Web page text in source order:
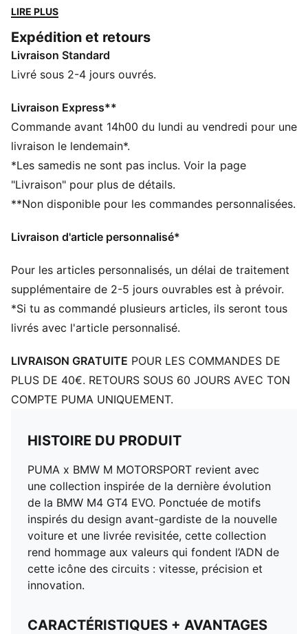
design avant-gardiste de la nouvelle voiture et une
valeurs qui fondent l’ADN de cette icône des circuits :
vitesse, précision et innovation.
CARACTÉRISTIQUES + AVANTAGES
recyclés
DÉTAILS
Coupe : Régulière
Col : Col standard
Manches courtes
Col avec patte de boutonnage
Imprimé intégral
LIRE PLUS
Expédition et retours
Livraison Standard
Livré sous 2-4 jours ouvrés.
Livraison Express**
Commande avant 14h00 du lundi au vendredi pour une
livraison le lendemain*.
*Les samedis ne sont pas inclus. Voir la page
"Livraison" pour plus de détails.
**Non disponible pour les commandes personnalisées.
Livraison d'article personnalisé*
Pour les articles personnalisés, un délai de traitement
supplémentaire de 2-5 jours ouvrables est à prévoir.
*Si tu as commandé plusieurs articles, ils seront tous
livrés avec l'article personnalisé.
LIVRAISON GRATUITE POUR LES COMMANDES DE
PLUS DE 40€. RETOURS SOUS 60 JOURS AVEC TON
COMPTE PUMA UNIQUEMENT.
HISTOIRE DU PRODUIT
PUMA x BMW M MOTORSPORT revient avec
une collection inspirée de la dernière évolution
de la BMW M4 GT4 EVO. Ponctuée de motifs
inspirés du design avant-gardiste de la nouvelle
voiture et une livrée revisitée, cette collection
rend hommage aux valeurs qui fondent l’ADN de
cette icône des circuits : vitesse, précision et
innovation.
CARACTÉRISTIQUES + AVANTAGES